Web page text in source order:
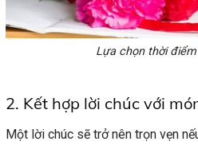
Lựa chọn thời
2. Kết hợp lời chúc với
Một lời chúc sẽ trở nên trọn vẹn